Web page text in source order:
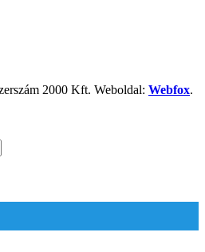
2000 Kft. Weboldal: Webfox.